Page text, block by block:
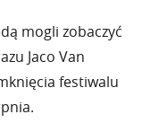
mogli zobaczyć
Jaco Van
festiwalu